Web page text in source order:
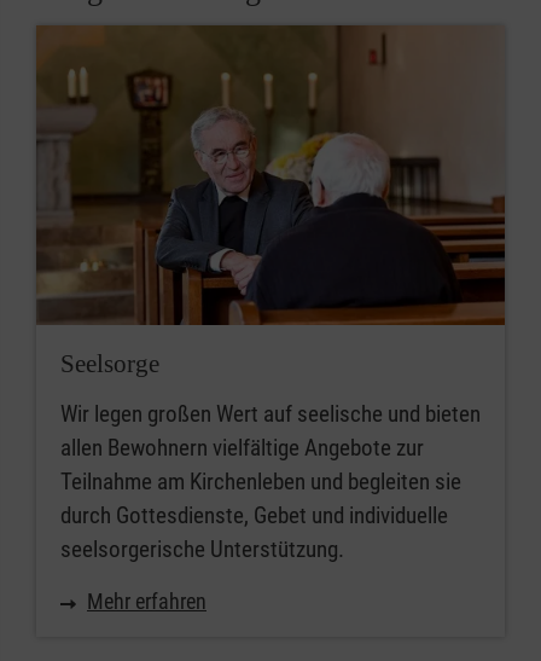
Seelsorge
Wir legen großen Wert auf seelische und bieten
allen Bewohnern vielfältige Angebote zur
Teilnahme am Kirchenleben und begleiten sie
durch Gottesdienste, Gebet und individuelle
seelsorgerische Unterstützung.
Mehr erfahren